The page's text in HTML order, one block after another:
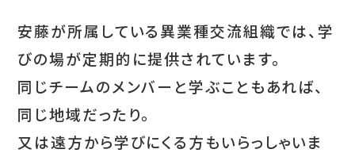
安藤が所属している異業種交流組織では、学
びの場が定期的に提供されています。
同じチームのメンバーと学ぶこともあれば、
同じ地域だったり。
又は遠方から学びにくる方もいらっしゃいま